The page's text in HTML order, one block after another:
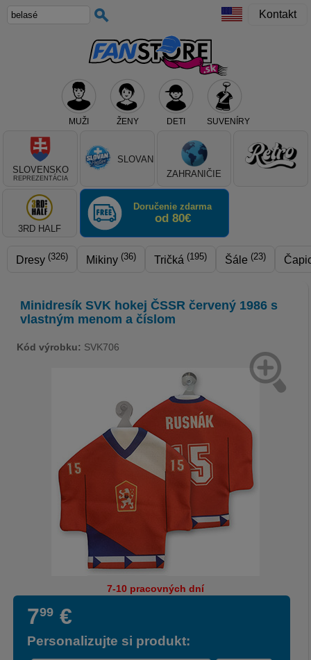
Kontakt
MUŽI ŽENY DETI SUVENÍRY
Teraz vyberte klub, alebo typ výrobku
SLOVENSKO
REPREZENTÁCIA
SLOVAN
ZAHRANIČIE
3RD HALF
Doručenie zdarma
od 80€
Dresy (326) Mikiny (36) Tričká (195) Šále (23)
Minidresík SVK hokej ČSSR červený 1986 s
vlastným menom a číslom
Kód výrobku: SVK706
7-10 pracovných dní
799 €
Personalizujte si produkt: